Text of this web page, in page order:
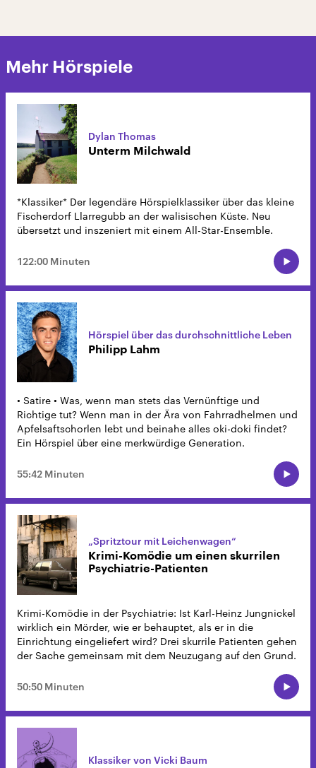
Mehr Hörspiele
Dylan Thomas
Unterm Milchwald
*Klassiker* Der legendäre Hörspielklassiker über das kleine
Fischerdorf Llarregubb an der walisischen Küste. Neu
übersetzt und inszeniert mit einem All-Star-Ensemble.
122:00 Minuten
Hörspiel über das durchschnittliche Leben
Philipp Lahm
• Satire • Was, wenn man stets das Vernünftige und
Richtige tut? Wenn man in der Ära von Fahrradhelmen und
Apfelsaftschorlen lebt und beinahe alles oki-doki findet?
Ein Hörspiel über eine merkwürdige Generation.
55:42 Minuten
„Spritztour mit Leichenwagen“
Krimi-Komödie um einen skurrilen
Psychiatrie-Patienten
Krimi-Komödie in der Psychiatrie: Ist Karl-Heinz Jungnickel
wirklich ein Mörder, wie er behauptet, als er in die
Einrichtung eingeliefert wird? Drei skurrile Patienten gehen
der Sache gemeinsam mit dem Neuzugang auf den Grund.
50:50 Minuten
Klassiker von Vicki Baum